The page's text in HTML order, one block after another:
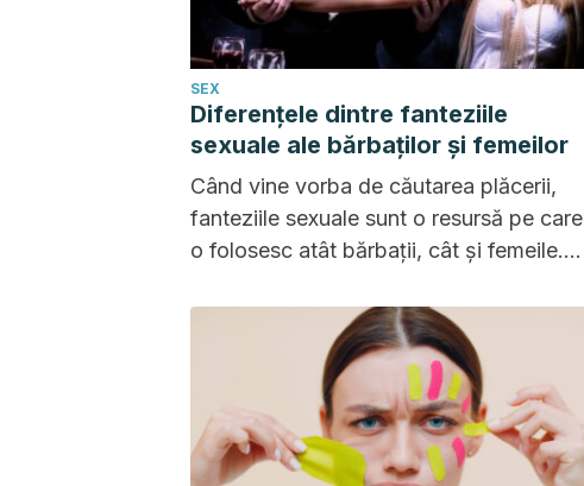
SEX
Diferențele dintre fanteziile
sexuale ale bărbaților și femeilor
Când vine vorba de căutarea plăcerii,
fanteziile sexuale sunt o resursă pe care
o folosesc atât bărbații, cât și femeile.
simte într-un fel anume.